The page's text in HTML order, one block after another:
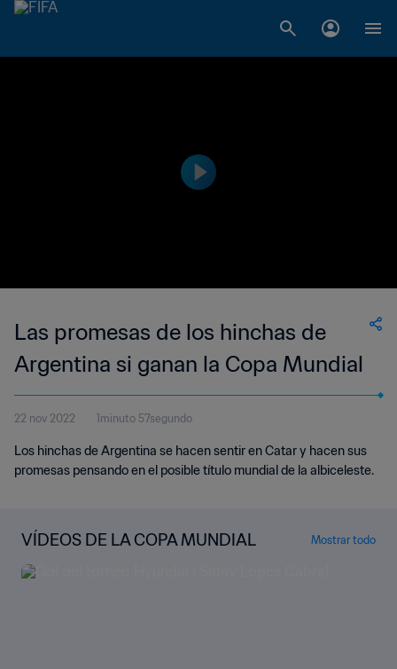
Las promesas de los hinchas de
Argentina si ganan la Copa Mundial
22 nov 2022 1minuto 57segundo
Los hinchas de Argentina se hacen sentir en Catar y hacen sus
promesas pensando en el posible título mundial de la albiceleste.
VÍDEOS DE LA COPA MUNDIAL Mostrar todo